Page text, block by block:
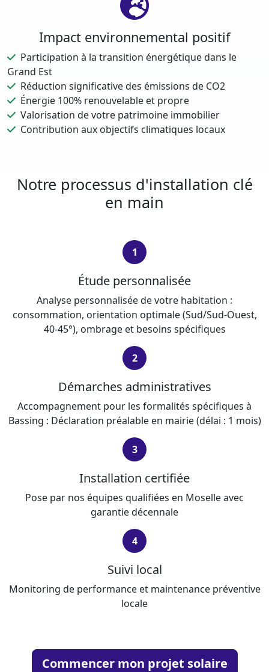
Impact environnemental positif
Participation à la transition énergétique dans le
Grand Est
Réduction significative des émissions de CO2
Énergie 100% renouvelable et propre
Valorisation de votre patrimoine immobilier
Contribution aux objectifs climatiques locaux
Notre processus d'installation clé
en main
1
Étude personnalisée
Analyse personnalisée de votre habitation :
consommation, orientation optimale (Sud/Sud-Ouest,
40-45°), ombrage et besoins spécifiques
2
Démarches administratives
Accompagnement pour les formalités spécifiques à
Bassing : Déclaration préalable en mairie (délai : 1 mois)
3
Installation certifiée
Pose par nos équipes qualifiées en Moselle avec
garantie décennale
4
Suivi local
Monitoring de performance et maintenance préventive
locale
Commencer mon projet solaire